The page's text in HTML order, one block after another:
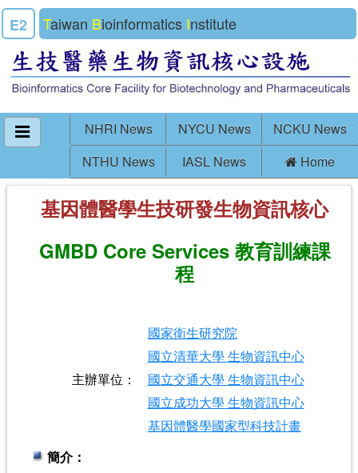
E2 Taiwan Bioinformatics Institute
NHRI News NYCU News
NCKU News
NTHU News
IASL News Home
基因體醫學生技研發生物資訊核心
GMBD Core Services 教育訓練課
程
主辦單位：
國家衛生研究院
國立清華大學 生物資訊中心
國立交通大學 生物資訊中心
國立成功大學 生物資訊中心
基因體醫學國家型科技計畫
簡介：